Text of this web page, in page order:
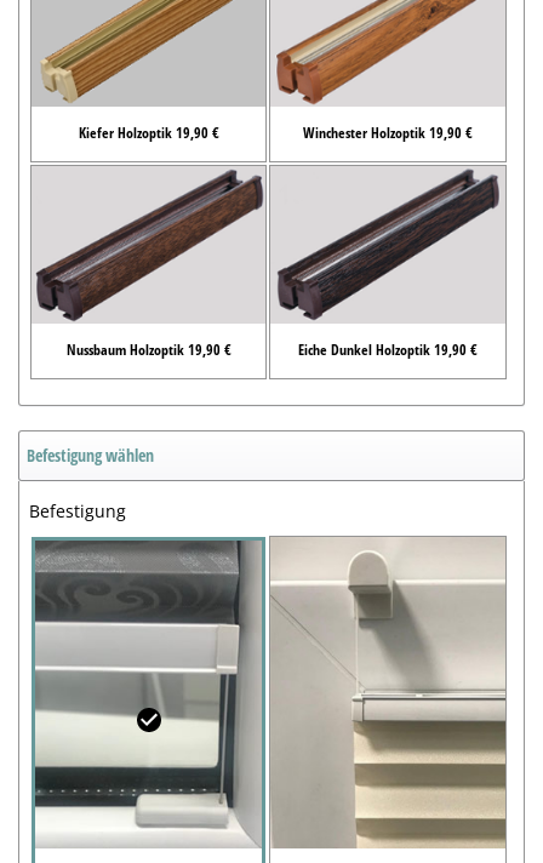
Kiefer Holzoptik 19,90 € Winchester Holzoptik 19,90 €
Nussbaum Holzoptik 19,90 € Eiche Dunkel Holzoptik 19,90 €
Befestigung wählen
Befestigung